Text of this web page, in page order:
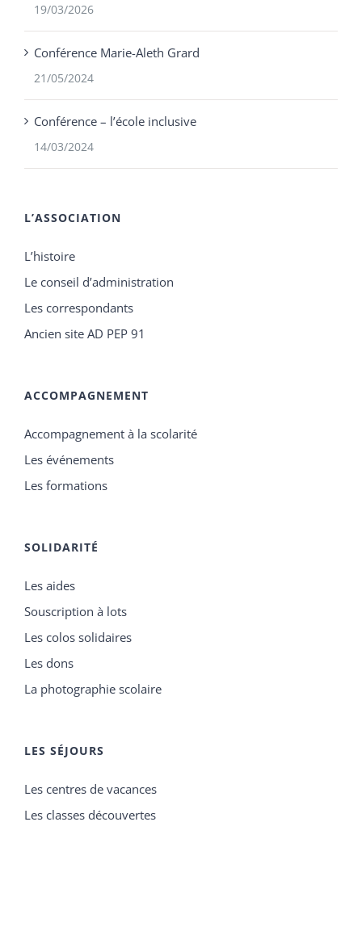
19/03/2026
Conférence Marie-Aleth Grard
21/05/2024
Conférence – l’école inclusive
14/03/2024
L’ASSOCIATION
L’histoire
Le conseil d’administration
Les correspondants
Ancien site AD PEP 91
ACCOMPAGNEMENT
Accompagnement à la scolarité
Les événements
Les formations
SOLIDARITÉ
Les aides
Souscription à lots
Les colos solidaires
Les dons
La photographie scolaire
LES SÉJOURS
Les centres de vacances
Les classes découvertes